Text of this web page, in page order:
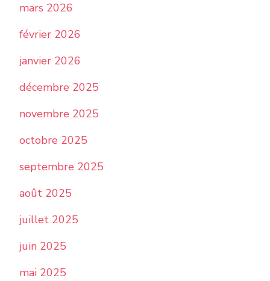
mars 2026
février 2026
janvier 2026
décembre 2025
novembre 2025
octobre 2025
septembre 2025
août 2025
juillet 2025
juin 2025
mai 2025